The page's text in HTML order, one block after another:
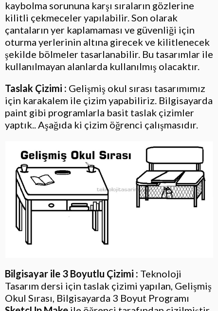
kaybolma sorununa karşı sıraların gözlerine
kilitli çekmeceler yapılabilir. Son olarak
çantaların yer kaplamaması ve güvenliği için
oturma yerlerinin altına girecek ve kilitlenecek
şekilde bölmeler tasarlanabilir. Bu tasarımlar ile
kullanılmayan alanlarda kullanılmış olacaktır.
Taslak Çizimi : Gelişmiş okul sırası tasarımımız
için karakalem ile çizim yapabiliriz. Bilgisayarda
paint gibi programlarla basit taslak çizimler
yaptık.. Aşağıda ki çizim öğrenci çalışmasıdır.
Bilgisayar ile 3 Boyutlu Çizimi : Teknoloji
Tasarım dersi için taslak çizimi yapılan, Gelişmiş
Okul Sırası, Bilgisayarda 3 Boyut Programı